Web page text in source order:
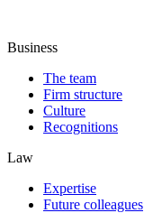
Business
The team
Firm structure
Culture
Recognitions
Law
Expertise
Future colleagues